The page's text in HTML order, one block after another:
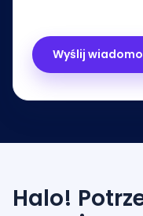
Halo!